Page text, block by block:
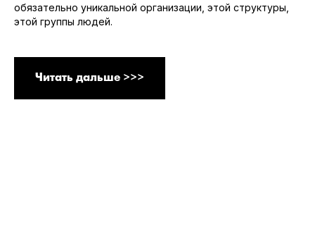
обязательно уникальной организации, этой структуры,
этой группы людей.
Читать дальше >>>